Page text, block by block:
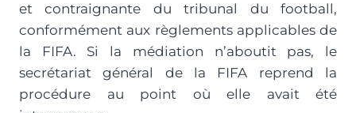
et contraignante du tribunal du football,
conformément aux règlements applicables de
la FIFA. Si la médiation n’aboutit pas, le
secrétariat général de la FIFA reprend la
procédure au point où elle avait été